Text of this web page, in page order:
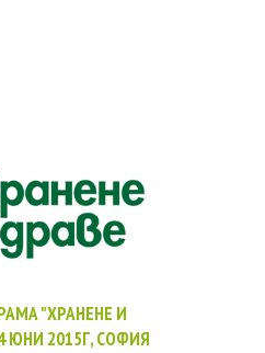
"ХРАНЕНЕ И
ЮНИ 2015Г, СОФИЯ